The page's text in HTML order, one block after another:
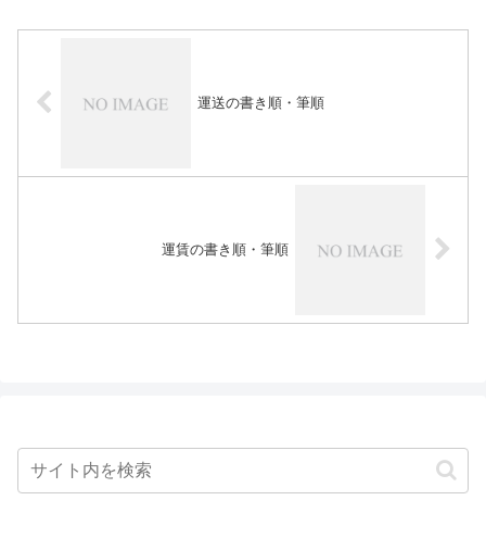
運送の書き順・筆順
運賃の書き順・筆順